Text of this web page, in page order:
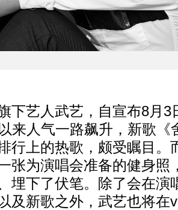
艺人武艺，自宣布8月3
来人气一路飙升，新歌《
行上的热歌，颇受瞩目。
张为演唱会准备的健身照
埋下了伏笔。除了会在演
及新歌之外，武艺也将在